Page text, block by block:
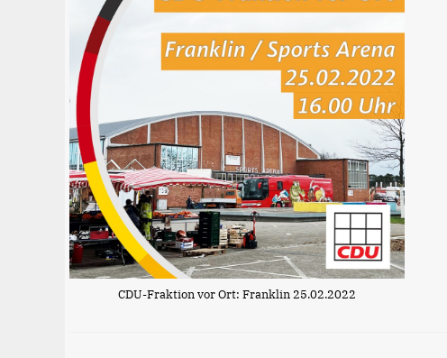
CDU-Fraktion vor Ort: Franklin 25.02.2022